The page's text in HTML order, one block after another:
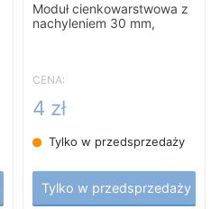
Moduł cienkowarstwowa z
nachyleniem 30 mm,
CENA:
4 zł
Tylko w przedsprzedaży
Tylko w przedsprzedaży